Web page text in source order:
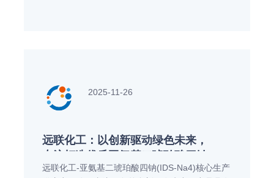
2025-11-26
远联化工：以创新驱动绿色未来，
远联化工-亚氨基二琥珀酸四钠(IDS-Na4)核心生产